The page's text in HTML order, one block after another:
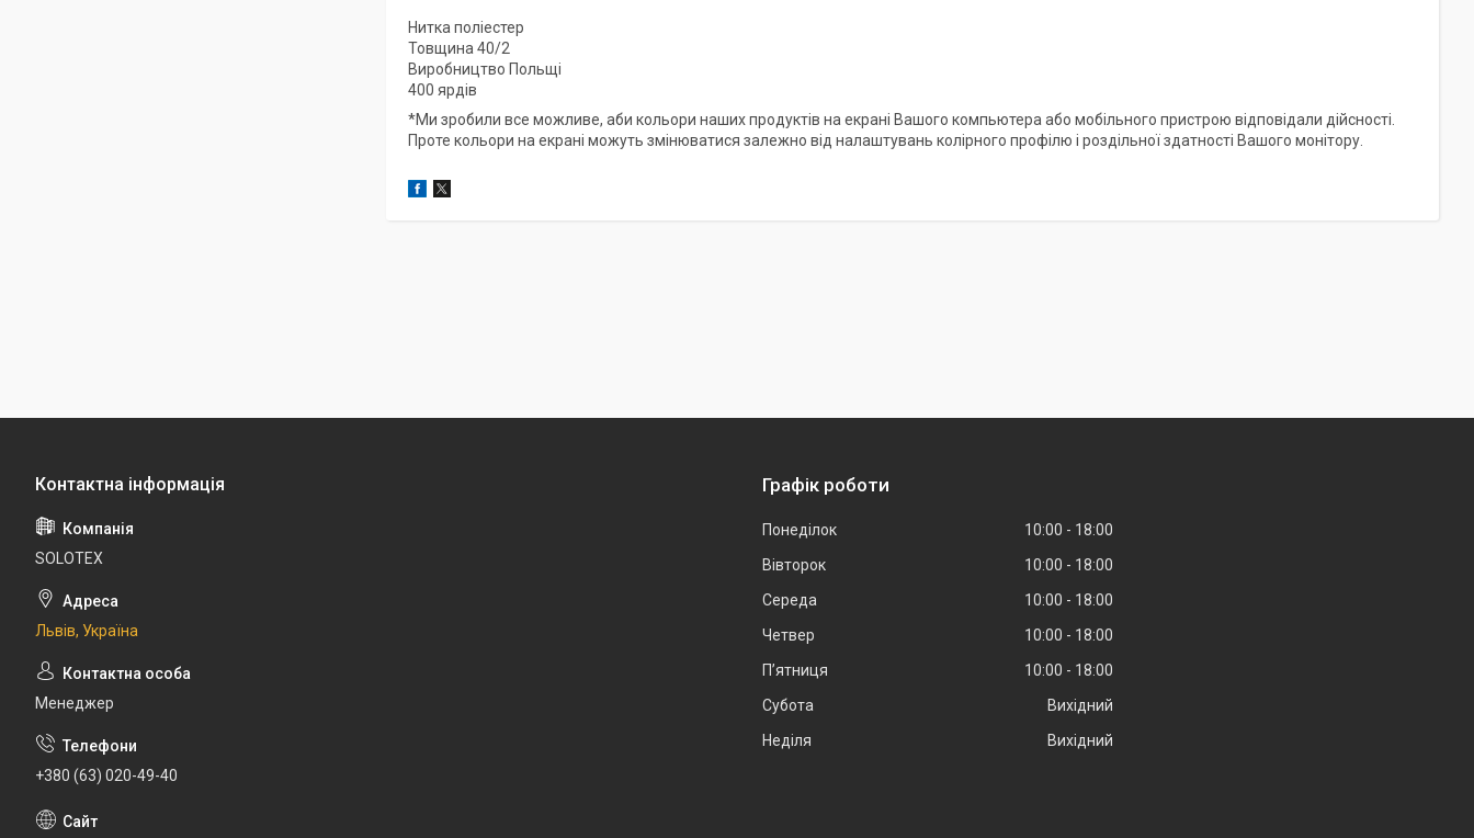
Нитка поліестер
Товщина 40/2
Виробництво Польщі
400 ярдів
*Ми зробили все можливе, аби кольори наших продуктів на екрані Вашого компьютера або мобільного пристрою відповідали дійсності.
Проте кольори на екрані можуть змінюватися залежно від налаштувань колірного профілю і роздільної здатності Вашого монітору.
SOLOTEX
Львів, Україна
Менеджер
+380 (63) 020-49-40
Графік роботи
Понеділок 10:00
18:00
Вівторок
10:00
18:00
Середа
10:00
18:00
Четвер
10:00
18:00
Пʼятниця
10:00
18:00
Субота
Вихідний
Неділя
Вихідний